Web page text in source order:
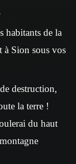
habitants de la
à Sion sous vos
destruction,
la terre !
du haut